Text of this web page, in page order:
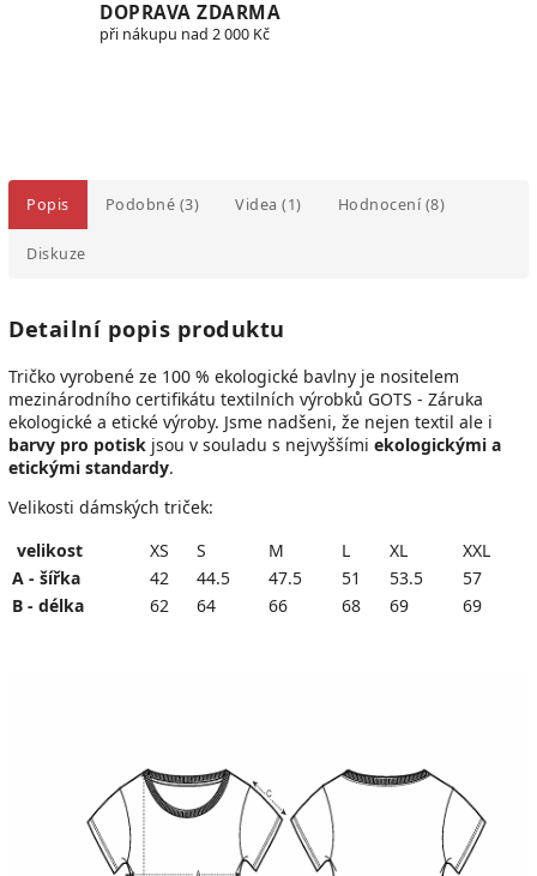
DOPRAVA ZDARMA
při nákupu nad 2 000 Kč
Popis Podobné (3) Videa (1) Hodnocení (8)
Diskuze
Detailní popis produktu
Tričko vyrobené ze 100 % ekologické bavlny je nositelem
mezinárodního certifikátu textilních výrobků GOTS - Záruka
ekologické a etické výroby. Jsme nadšeni, že nejen textil ale i
barvy pro potisk jsou v souladu s nejvyššími ekologickými a
etickými standardy.
Velikosti dámských triček:
velikost
XS S M L XL
XXL
A - šířka
42 44.5 47.5 51 53.5
57
B - délka
62 64 66 68 69 69